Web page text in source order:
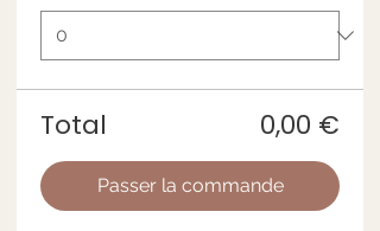
Total 0,00 €
Passer la commande